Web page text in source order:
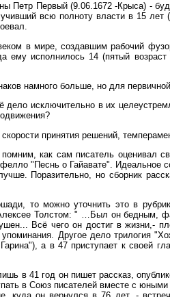
Петр Первый (9.06.1672 -Крыса) -
всю полноту власти в 15 лет
в мире, создавшим рабочий
ему исполнилось 14 (пятый
намного больше, но для
исключительно в их
принятия решений,
как сам писатель оценивал
"Песнь о Гайавате". Идеальное
Поразительно, но сборник
то можно уточнить это в
Толстом: " …Был он бедным,
Всё чего он достиг в жизни,-
Другое дело трилогия
а в 47 приступает к своей
в 41 год он пишет рассказ,
в Союз писателей вместе с юными